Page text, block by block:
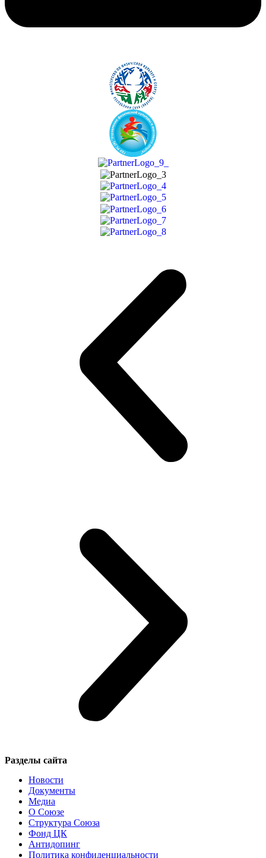
Разделы сайта
Новости
Документы
Медиа
О Союзе
Структура Союза
Фонд ЦК
Антидопинг
Политика конфиденциальности